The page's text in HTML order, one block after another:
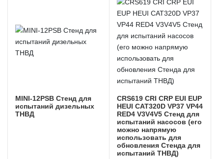
MINI-12PSB Стенд для
испытаний дизельных
ТНВД
CRS619 CRI CRP EUI EUP
HEUI CAT320D VP37 VP44
RED4 V3V4V5 Стенд для
испытаний насосов (его
можно напрямую
использовать для
обновления Стенда для
испытаний ТНВД)